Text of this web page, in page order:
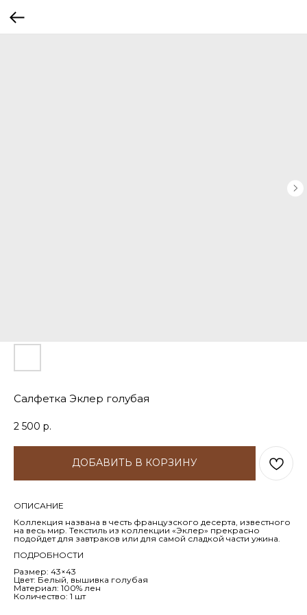
Салфетка Эклер голубая
2 500 р.
ДОБАВИТЬ В КОРЗИНУ
ОПИСАНИЕ
Коллекция названа в честь французского десерта, известного
на весь мир. Текстиль из коллекции «Эклер» прекрасно
подойдет для завтраков или для самой сладкой части ужина.
ПОДРОБНОСТИ
Размер: 43×43
Цвет: Белый, вышивка голубая
Материал: 100% лен
Количество: 1 шт